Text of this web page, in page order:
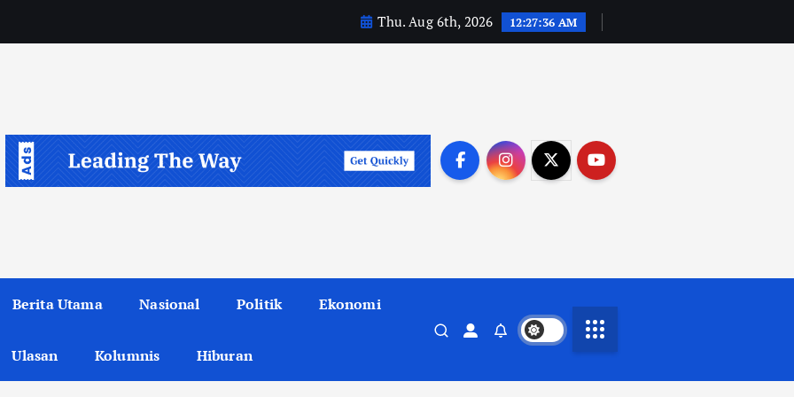
Thu. Aug 6th, 2026 12:27:37 AM
Berita Utama Nasional Politik Ekonomi
Ulasan Kolumnis Hiburan